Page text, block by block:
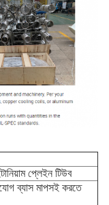
প্লেইন টিউব
ব্যাস মাপসই করতে